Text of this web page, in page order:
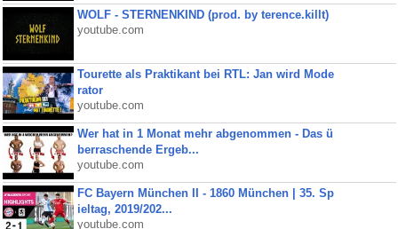
WOLF - STERNENKIND (prod. by terence.killt)
youtube.com
Tourette als Praktikant bei RTL: Jan wird Mode
rator
youtube.com
Wer hat in 1 Monat mehr abgenommen - Das ü
berraschende Ergeb...
youtube.com
FC Bayern München II - 1860 München | 35. Sp
ieltag, 2019/202...
youtube.com